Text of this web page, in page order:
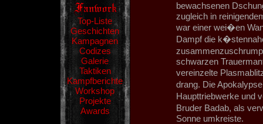
Top-Liste
Geschichten
Kampagnen
Codizes
Galerie
Taktiken
Kampfberichte
Workshop
Projekte
Awards
bewachsenen
zugleich in
war einer wei�en
Dampf die
schwarzen
vereinzelte
drang. Die
Haupttriebwerke und
Bruder Badab, als
Sonne umkreiste.